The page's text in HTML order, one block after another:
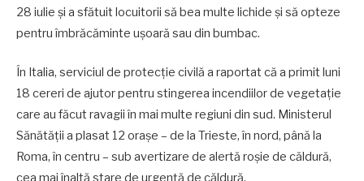
28 iulie și a sfătuit locuitorii să bea multe lichide și să opteze
pentru îmbrăcăminte ușoară sau din bumbac.
În Italia, serviciul de protecție civilă a raportat că a primit luni
18 cereri de ajutor pentru stingerea incendiilor de vegetație
care au făcut ravagii în mai multe regiuni din sud. Ministerul
Sănătății a plasat 12 orașe – de la Trieste, în nord, până la
Roma, în centru – sub avertizare de alertă roșie de căldură,
cea mai înaltă stare de urgență de căldură.